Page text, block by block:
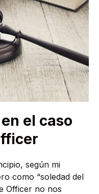
el caso
según mi
como “soledad del
Officer no nos